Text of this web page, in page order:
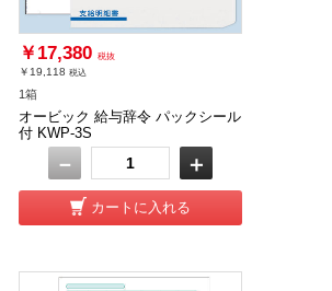
￥17,380 税抜
￥19,118 税込
1箱
オービック 給与辞令 パックシール
付 KWP-3S
－ ＋
カートに入れる